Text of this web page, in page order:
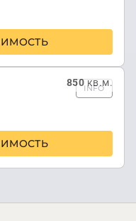
850кв.м.
INFO